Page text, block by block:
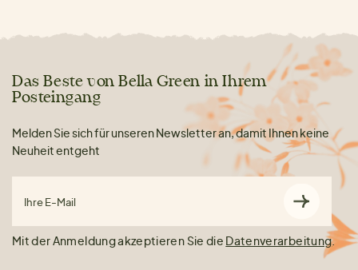
Das Beste von Bella Green in Ihrem
Posteingang
Melden Sie sich für unseren Newsletter an, damit Ihnen keine
Neuheit entgeht
Ihre E-Mail
Mit der Anmeldung akzeptieren Sie die Datenverarbeitung.